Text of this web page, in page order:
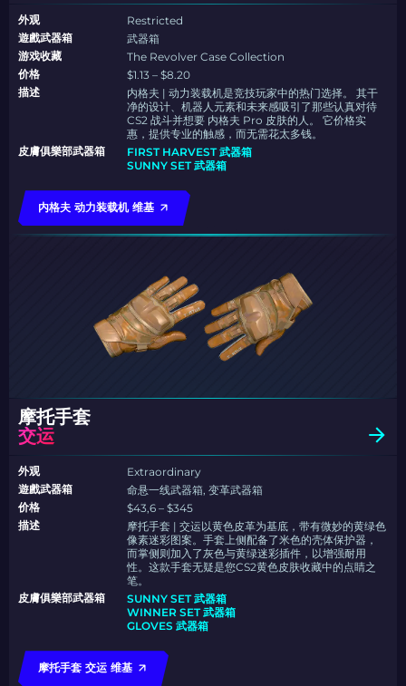
外观
Restricted
遊戲武器箱
武器箱
游戏收藏
The Revolver Case Collection
价格
$1.13 – $8.20
描述
内格夫 | 动力装载机是竞技玩家中的热门选择。 其干
净的设计、机器人元素和未来感吸引了那些认真对待
CS2 战斗并想要 内格夫 Pro 皮肤的人。 它价格实
惠，提供专业的触感，而无需花太多钱。
皮膚俱樂部武器箱
FIRST HARVEST 武器箱
SUNNY SET 武器箱
内格夫 动力装载机 维基
摩托手套
交运
外观
Extraordinary
遊戲武器箱
命悬一线武器箱, 变革武器箱
价格
$43,6 – $345
描述
摩托手套 | 交运以黄色皮革为基底，带有微妙的黄绿色
像素迷彩图案。手套上侧配备了米色的壳体保护器，
而掌侧则加入了灰色与黄绿迷彩插件，以增强耐用
性。这款手套无疑是您CS2黄色皮肤收藏中的点睛之
笔。
皮膚俱樂部武器箱
SUNNY SET 武器箱
WINNER SET 武器箱
GLOVES 武器箱
摩托手套 交运 维基